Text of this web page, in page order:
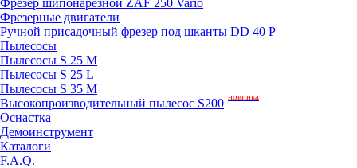
Фрезер шипонарезной ZAF 250 Vario
Фрезерные двигатели
Ручной присадочный фрезер под шканты DD 40 P
Пылесосы
Пылесосы S 25 M
Пылесосы S 25 L
Пылесосы S 35 M
Высокопроизводительный пылесос S200 новинка
Оснастка
Демоинструмент
Каталоги
F.A.Q.